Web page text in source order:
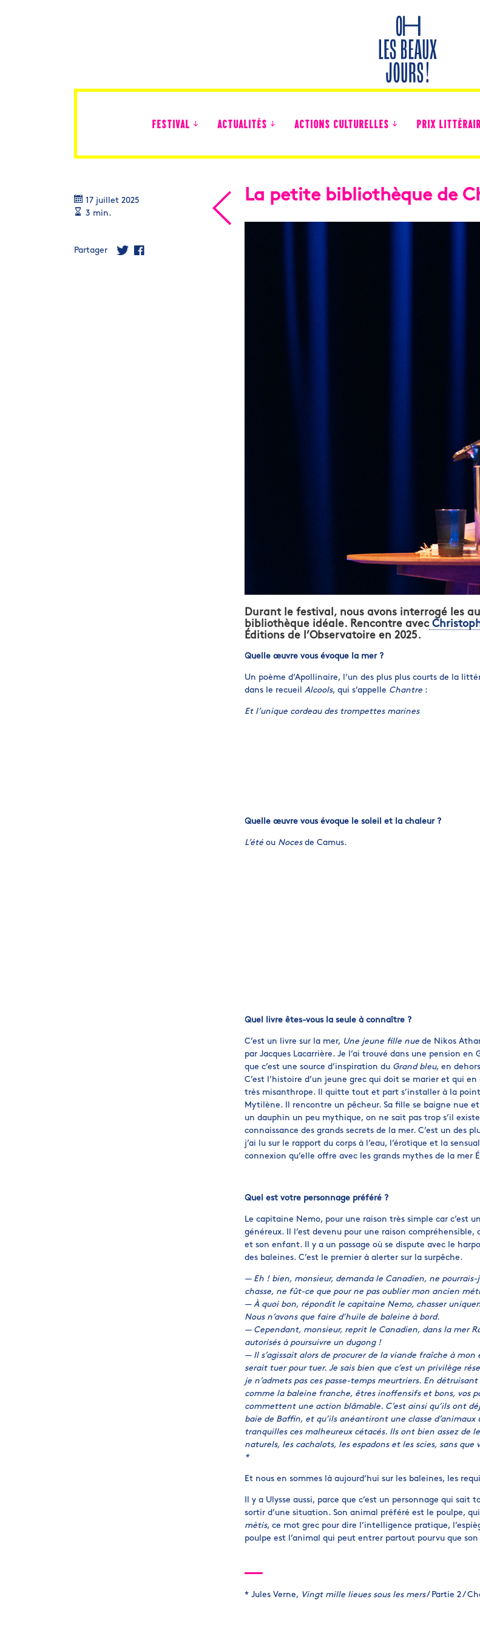
FESTIVAL ACTUALITÉS ACTIONS CULTURELLES PRIX
La petite bibliothèque de
Durant le festival, nous avons interrogé les
bibliothèque idéale. Rencontre avec
Éditions de l’Observatoire en 2025.
Quelle œuvre vous évoque la mer ?
Un poème d’Apollinaire, l’un des plus plus courts de la
dans le recueil Alcools, qui s’appelle Chantre :
Et l’unique cordeau des trompettes marines
Quelle œuvre vous évoque le soleil et la chaleur ?
L’été ou Nocesde Camus.
Quel livre êtes-vous la seule à connaître ?
C’est un livre sur la mer, Une jeune fille nue de Nikos
par Jacques Lacarrière. Je l’ai trouvé dans une pension en
que c’est une source d’inspiration du Grand bleu, en
C’est l’histoire d’un jeune grec qui doit se marier et qui
très misanthrope. Il quitte tout et part s’installer à la
Mytilène. Il rencontre un pêcheur. Sa fille se baigne nue
un dauphin un peu mythique, on ne sait pas trop s’il
connaissance des grands secrets de la mer. C’est un des
j’ai lu sur le rapport du corps à l’eau, l’érotique et la
connexion qu’elle offre avec les grands mythes de la mer
Quel est votre personnage préféré ?
Le capitaine Nemo, pour une raison très simple car c’est
généreux. Il l’est devenu pour une raison compréhensible,
et son enfant. Il y a un passage où se dispute avec le
des baleines. C’est le premier à alerter sur la surpêche.
— Eh ! bien, monsieur, demanda le Canadien, ne
chasse, ne fût-ce que pour ne pas oublier mon ancien
— À quoi bon, répondit le capitaine Nemo, chasser
Nous n’avons que faire d’huile de baleine à bord.
— Cependant, monsieur, reprit le Canadien, dans la mer
autorisés à poursuivre un dugong !
— Il s’agissait alors de procurer de la viande fraîche à mon
serait tuer pour tuer. Je sais bien que c’est un privilège
je n’admets pas ces passe-temps meurtriers. En
comme la baleine franche, êtres inoffensifs et bons, vos
commettent une action blâmable. C’est ainsi qu’ils ont
baie de Baffin, et qu’ils anéantiront une classe d’animaux
tranquilles ces malheureux cétacés. Ils ont bien assez de
naturels, les cachalots, les espadons et les scies, sans que
*
Et nous en sommes là aujourd’hui sur les baleines, les
Il y a Ulysse aussi, parce que c’est un personnage qui sait
sortir d’une situation. Son animal préféré est le poulpe,
mètis, ce mot grec pour dire l’intelligence pratique,
poulpe est l’animal qui peut entrer partout pourvu que
* Jules Verne, Vingt mille lieues sous les mers/ Partie 2 /
17 juillet 2025
3 min.
Partager